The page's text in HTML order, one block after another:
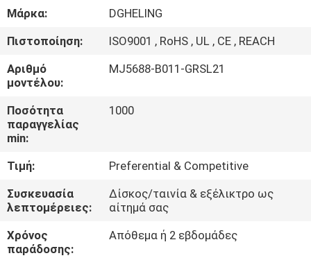
ΓΎΡΟΣ
ΕΡΓΟΣΤΑΣΊΩΝ
ΠΟΙΟΤΙΚΌΣ
ΈΛΕΓΧΟΣ
ΕΛΆΤΕ
ΣΕ
ΕΠΑΦΉ
ΜΕ
Μάρκα:
DGHELING
Πιστοποίηση:
ISO9001 , RoHS , UL , CE , REACH
Αριθμό
μοντέλου:
MJ5688-B011-GRSL21
Ποσότητα
παραγγελίας
min:
1000
Τιμή:
Preferential & Competitive
Συσκευασία
λεπτομέρειες:
Δίσκος/ταινία & εξέλικτρο ως
αίτημά σας
Χρόνος
παράδοσης:
Απόθεμα ή 2 εβδομάδες